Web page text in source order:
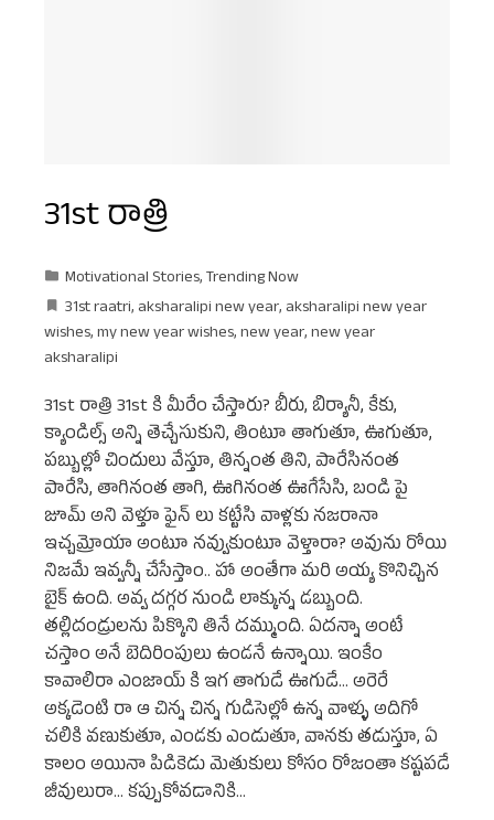
31st రాత్రి
Motivational Stories,Trending Now
31st raatri, aksharalipi new year, aksharalipi new year
wishes,my new year wishes,new year,new year
aksharalipi
31st రాత్రి 31st కి మీరేం చేస్తారు? బీరు, బిర్యానీ, కేకు,
క్యాండిల్స్ అన్ని తెచ్చేసుకుని, తింటూ తాగుతూ, ఊగుతూ,
పబ్బుల్లో చిందులు వేస్తూ, తిన్నంత తిని, పారేసినంత
పారేసి, తాగినంత తాగి, ఊగినంత ఊగేసేసి, బండి పై
జూమ్ అని వెళ్తూ ఫైన్ లు కట్టేసి వాళ్లకు నజరానా
ఇచ్చమ్రోయా అంటూ నవ్వుకుంటూ వెళ్తారా? అవును రోయి
నిజమే ఇవ్వన్నీ చేసేస్తాం.. హా అంతేగా మరి అయ్య కొనిచ్చిన
బైక్ ఉంది. అవ్వ దగ్గర నుండి లాక్కున్న డబ్బుంది.
తల్లిదండ్రులను పిక్కొని తినే దమ్ముంది. ఏదన్నా అంటే
చస్తాం అనే బెదిరింపులు ఉండనే ఉన్నాయి. ఇంకేం
కావాలిరా ఎంజాయ్ కి ఇగ తాగుడే ఊగుడే... అరెరే
అక్కడెంటి రా ఆ చిన్న చిన్న గుడిసెల్లో ఉన్న వాళ్ళు అదిగో
చలికి వణుకుతూ, ఎండకు ఎండుతూ, వానకు తడుస్తూ, ఏ
కాలం అయినా పిడికెడు మెతుకులు కోసం రోజంతా కష్టపడే
జీవులురా... కప్పుకోవడానికి…